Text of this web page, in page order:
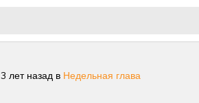
3 лет назад в Недельная глава